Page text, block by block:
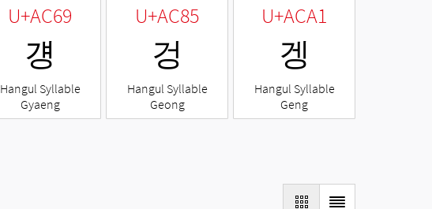
U+AC69
걩
Hangul Syllable
Gyaeng
U+AC85
겅
Hangul Syllable
Geong
U+ACA1
겡
Hangul Syllable
Geng